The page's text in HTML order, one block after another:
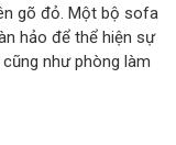
gõ đỏ. Một bộ sofa
hảo để thể hiện sự
như phòng làm